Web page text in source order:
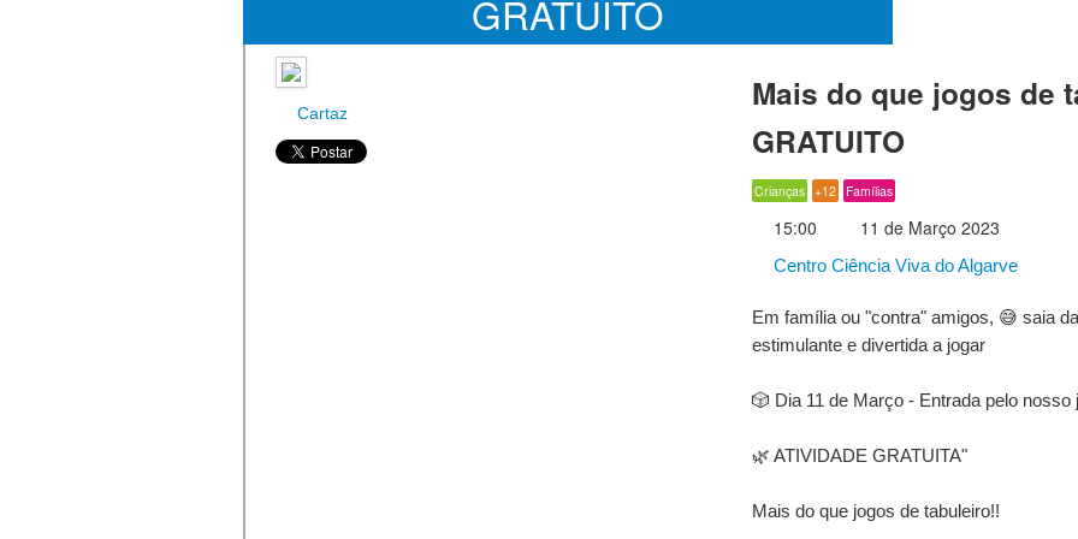
GRATUITO
Cartaz
Mais do que jogos de
GRATUITO
Crianças +12 Famílias
15:00 11 de Março 2023
Centro Ciência Viva do Algarve
Em família ou "contra" amigos, 😅 saia
estimulante e divertida a jogar
🎲 Dia 11 de Março - Entrada pelo nosso
🌿 ATIVIDADE GRATUITA"
Mais do que jogos de tabuleiro!!